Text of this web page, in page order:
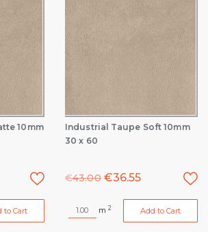
10mm
to Cart
Industrial Taupe Soft 10mm
30 x 60
€43.00 €36.55
m 2 Add to Cart